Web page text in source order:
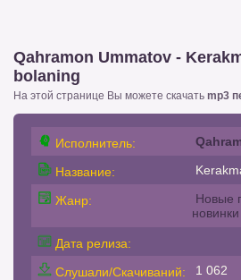
Qahramon Ummatov -
bolaning
На этой странице Вы можете скачать mp3 песню
Исполнитель:
Название:
Жанр: Новые
новинки
Дата релиза:
Слушали/Скачиваний:
1 062